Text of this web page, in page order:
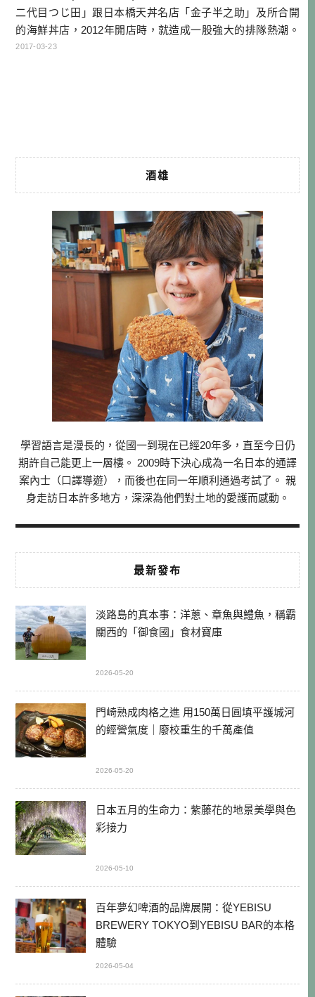
二代目つじ田」跟日本橋天丼名店「金子半之助」及所合開
的海鮮丼店，2012年開店時，就造成一股強大的排隊熱潮。
其實會超有人氣也是有原因的，因為「つじ半」(TSU JI HA
2017-03-23
酒雄
學習語言是漫長的，從國一到現在已經20年多，直至今日仍
期許自己能更上一層樓。 2009時下決心成為一名日本的通譯
案內士（口譯導遊），而後也在同一年順利通過考試了。 親
身走訪日本許多地方，深深為他們對土地的愛護而感動。
最新發布
淡路島的真本事：洋蔥、章魚與鱧魚，稱霸
關西的「御食國」食材寶庫
2026-05-20
門崎熟成肉格之進 用150萬日圓填平護城河
的經營氣度｜廢校重生的千萬產值
2026-05-20
日本五月的生命力：紫藤花的地景美學與色
彩接力
2026-05-10
百年夢幻啤酒的品牌展開：從YEBISU
BREWERY TOKYO到YEBISU BAR的本格
體驗
2026-05-04